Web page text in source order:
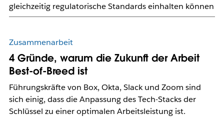
gleichzeitig regulatorische Standards einhalten können
Zusammenarbeit
4 Gründe, warum die Zukunft der Arbeit
Best-of-Breed ist
Führungskräfte von Box, Okta, Slack und Zoom sind
sich einig, dass die Anpassung des Tech-Stacks der
Schlüssel zu einer optimalen Arbeitsleistung ist.